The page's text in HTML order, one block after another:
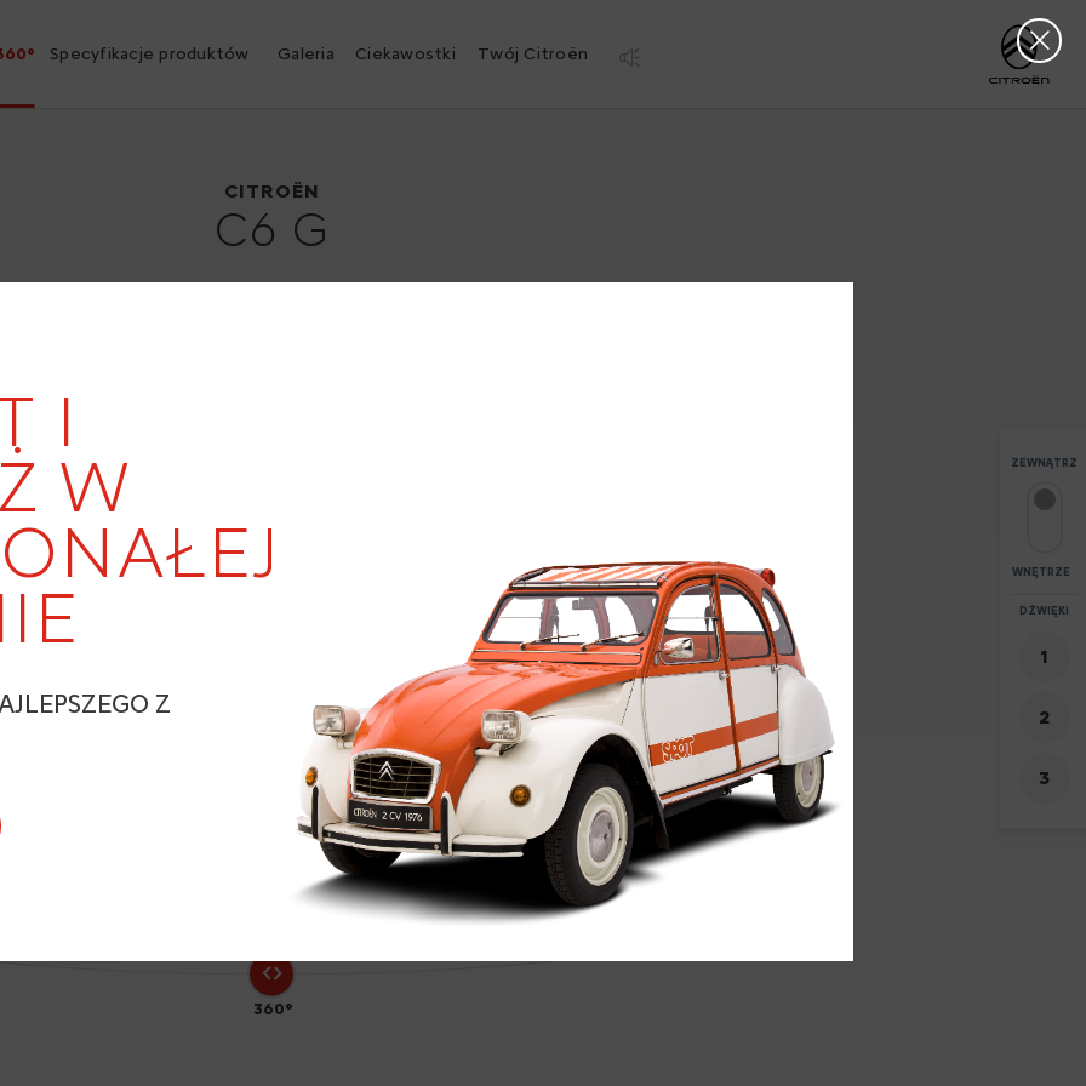
Specyfikacje produktów Galeria Ciekawostki Twój Citroën
http://
I
W
Z
CITROËN
C6 G
19
28
360°
ZEWNĄTRZ
WNĘTRZE
DŹWIĘKI